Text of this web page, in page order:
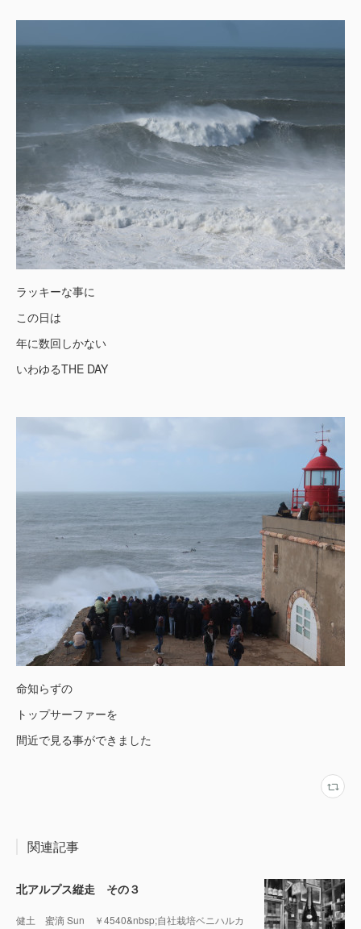
ラッキーな事に
この日は
年に数回しかない
いわゆるTHE DAY
命知らずの
トップサーファーを
間近で見る事ができました
関連記事
北アルプス縦走 その３
健土 蜜滴 Sun ￥4540&nbsp;自社栽培ベニハルカ